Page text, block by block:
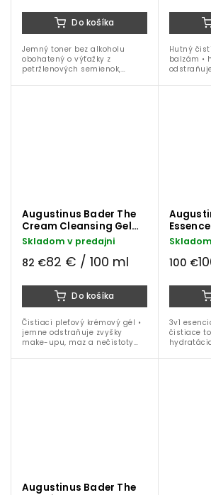
Do košíka
Jemný toner bez alkoholu
obohatený o výťažky z
petržlenových semienok,
Tonizuje, upokojuje a chráni
Hutný
balzám •
Augustinus Bader The
Cream Cleansing Gel
čistiaci pleťový gél 100
Skladom v predajni
82 €82 € / 100 ml
Do košíka
Čistiaci pleťový krémový gél •
jemne odstraňuje zvyšky
make-upu, maz a nečistoty
technologia TFC8® • ružová
čistiace
100 €
3v1
čistiace
nečistoty
Augustinus Bader The